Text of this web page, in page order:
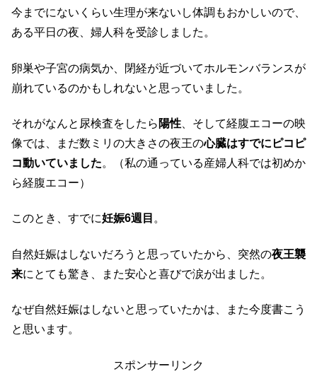
今までにないくらい生理が来ないし体調もおかしいので、
ある平日の夜、婦人科を受診しました。
卵巣や子宮の病気か、閉経が近づいてホルモンバランスが
崩れているのかもしれないと思っていました。
それがなんと尿検査をしたら 陽性 、そして経腹エコーの映
像では、まだ数ミリの大きさの夜王の心臓はすでにピコピ
コ動いていました。（私の通っている産婦人科では初めか
ら経腹エコー）
このとき、すでに妊娠6週目 。
自然妊娠はしないだろうと思っていたから、突然の夜王襲
来にとても驚き、また安心と喜びで涙が出ました。
なぜ自然妊娠はしないと思っていたかは、また今度書こう
と思います。
スポンサーリンク